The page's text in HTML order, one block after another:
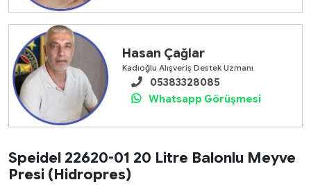
Hasan Çağlar
Kadıoğlu Alışveriş Destek Uzmanı
05383328085
Whatsapp Görüşmesi
Speidel 22620-01 20 Litre Balonlu Meyve
Presi (Hidropres)